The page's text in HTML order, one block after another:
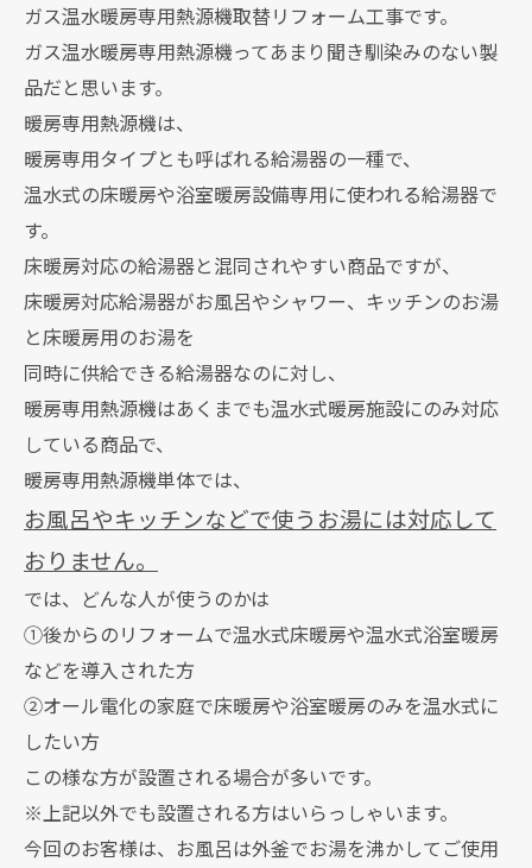
ガス温水暖房専用熱源機取替リフォーム工事です。
ガス温水暖房専用熱源機ってあまり聞き馴染みのない製
品だと思います。
暖房専用熱源機は、
暖房専用タイプとも呼ばれる給湯器の一種で、
温水式の床暖房や浴室暖房設備専用に使われる給湯器で
す。
床暖房対応の給湯器と混同されやすい商品ですが、
床暖房対応給湯器がお風呂やシャワー、キッチンのお湯
と床暖房用のお湯を
同時に供給できる給湯器なのに対し、
暖房専用熱源機はあくまでも温水式暖房施設にのみ対応
している商品で、
暖房専用熱源機単体では、
お風呂やキッチンなどで使うお湯には対応して
おりません。
では、どんな人が使うのかは
①後からのリフォームで温水式床暖房や温水式浴室暖房
などを導入された方
②オール電化の家庭で床暖房や浴室暖房のみを温水式に
したい方
この様な方が設置される場合が多いです。
※上記以外でも設置される方はいらっしゃいます。
今回のお客様は、お風呂は外釜でお湯を沸かしてご使用